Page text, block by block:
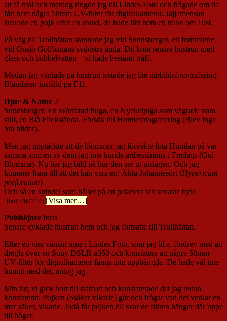
att få mål och mening ringde jag till Lindes Foto och frågade om de
fått hem några 58mm UV-filter för digitalkameror. Jajjamensan
svarade en pojk efter en stund, de hade fått hem en trave om 10st.
På väg till Trollhättan stannade jag vid Sundsberget, ett fornminne
vid Onsjö Golfbanans sydöstra ända. Dit kom senare hustrun med
glass och bubbelvatten – vi hade bestämt träff.
Medan jag väntade på hustrun testade jag lite närbildsfotografering.
Bländaren inställd på F11.
Djur & Natur 2
Sundsberget; En svårfotad fluga, en Nyckelpiga som vägrade vara
still, en Blå Flickslända. Försök till Humlefotografering (Blev inga
bra bilder).
Men jag upptäckte att de blommor jag försökte fota Humlan på var
samma som en av dem jag inte kunde artbestämma i Fredags (Gul
Blomma). Nu har jag bild på hur den ser ut utslagen. Och jag
kommer fram till att det kan vara en: Äkta Johannesört (Hypericum
perforatum)
Och så en spindel som håller på att paketera sitt senaste byte.
[Red. 080710] [Visa mer…]
Pulshöjare forts
Senare cyklade hustrun hem och jag fortsatte till Trollhättan.
Efter en viss väntan inne i Lindes Foto, som jag bl.a. fördrev med att
dregla över en Sony DSLR a350 och konstatera att några 58mm
UV-filter för digitalkameror fanns inte upphängda. De hade väl inte
hunnit med det, antog jag.
Min tur, vi gick bort till stativet och konstaterade det jag redan
konstaterat. Pojken (osäker vikarie) går och frågar vad det verkar en
mer säker, vikarie. Jodå får pojken till svar de filtren hänger där uppe
till höger.